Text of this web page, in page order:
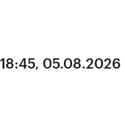
05.08.2026